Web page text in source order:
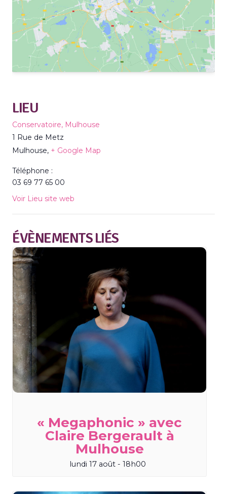
LIEU
Conservatoire, Mulhouse
1 Rue de Metz
Mulhouse, + Google Map
Téléphone :
03 69 77 65 00
Voir Lieu site web
ÉVÈNEMENTS LIÉS
« Megaphonic » avec
Claire Bergerault à
Mulhouse
lundi 17 août - 18h00